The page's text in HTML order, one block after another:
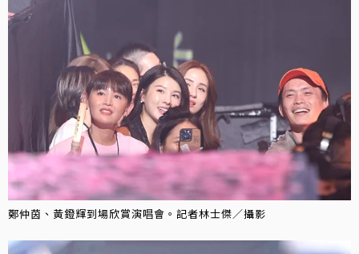
鄭仲茵、黃鐙輝到場欣賞演唱會。記者林士傑／攝影